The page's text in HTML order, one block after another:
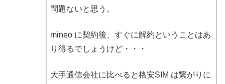
問題ないと思う。
mineo に契約後、すぐに解約ということはあ
り得るでしょうけど・・・
大手通信会社に比べると格安SIM は繋がりに